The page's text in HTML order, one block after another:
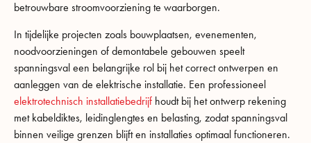
betrouwbare stroomvoorziening te waarborgen.
In tijdelijke projecten zoals bouwplaatsen, evenementen,
noodvoorzieningen of demontabele gebouwen speelt
spanningsval een belangrijke rol bij het correct ontwerpen en
aanleggen van de elektrische installatie. Een professioneel
elektrotechnisch installatiebedrijf houdt bij het ontwerp rekening
met kabeldiktes, leidinglengtes en belasting, zodat spanningsval
binnen veilige grenzen blijft en installaties optimaal functioneren.